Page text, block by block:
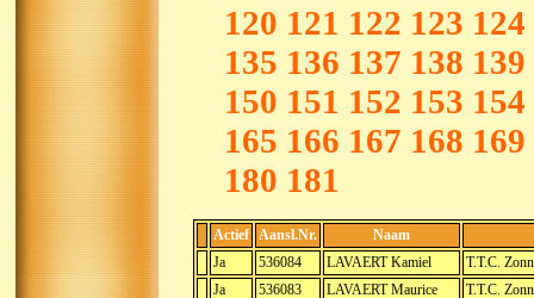
120 121 122 123 124
135 136 137 138 139
150 151 152 153 154
165 166 167 168 169
180 181
Actief Aansl.Nr.
Naam
Ja
536084 LAVAERT Kamiel
T.T.C.
Ja
536083 LAVAERT Maurice
T.T.C.